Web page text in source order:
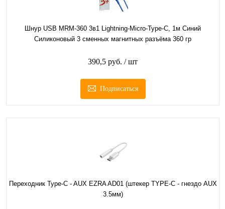
Шнур USB MRM-360 3в1 Lightning-Micro-Type-C, 1м Синий
Силиконовый 3 сменных магнитных разъёма 360 гр
390,5 руб. / шт
Подписаться
Переходник Type-C - AUX EZRA AD01 (штекер TYPE-C - гнездо AUX
3.5мм)